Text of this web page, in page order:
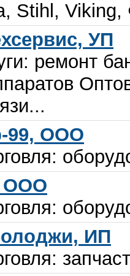
Stihl, Viking,
УП
ремонт
99, ООО
ООО
ИП